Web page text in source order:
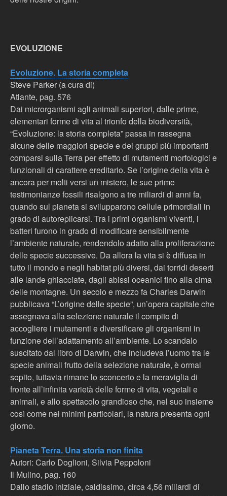
EVOLUZIONE
Evoluzione. La storia completa
Steve Parker (a cura di)
Atlante, pag. 576
Dai microrganismi agli animali superiori, dalle prime,
elementari forme di vita al trionfo della biodiversità,
“Evoluzione: la storia completa” passa in rassegna
alcune delle maggiori specie e dei gruppi più importanti
comparsi sulla Terra per effetto di mutamenti morfologici e
funzionali di carattere ereditario. Se l’origine della vita è
ancora per molti versi un mistero, le sue prime
testimonianze fossili risalgono a tre miliardi di anni fa,
quando sul pianeta si svilupparono cellule primordiali in
grado di autoreplicarsi. Tra i primi organismi viventi, i
batteri furono in grado di modificare sensibilmente
l’ambiente naturale, rendendolo adatto alla proliferazione
delle specie successive. Da allora la vita si è diffusa in
tutto il mondo e negli habitat più diversi, dai torridi deserti
alle lande ghiacciate, dagli abissi oceanici fino alla cima
delle montagne. Un secolo e mezzo fa Charles Darwin
pubblicava “L’origine delle specie”, un’opera capitale che
assegnava alla selezione naturale il compito di
accogliere i mutamenti e diversificare gli organismi in
funzione dell’adattamento all’ambiente. Lo scandalo
suscitato dal libro di Darwin, che includeva l’uomo tra le
specie animali frutto della selezione naturale, è ormai
sopito, tuttavia rimane lo sconcerto e la meraviglia di
fronte all’infinita varietà delle forme di vita, vegetali e
animali, e allo spettacolo grandioso che, nel suo insieme
così come nei minimi particolari, la natura presenta ogni
giorno.
Pianeta Terra. Una storia non finita
Autori: Carlo Doglioni, Silvia Peppoloni
Il Mulino, pag. 160
Dallo stadio iniziale, caldissimo, circa 4,56 miliardi di